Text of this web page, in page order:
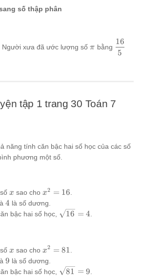
số thập phân
Người xưa đã ước lượng số \pi
π bằng
{5}
5
16
tập 1 trang 30 Toán 7
năng tính căn bậc hai số học của các số
phương một số.
x
x sao cho x^2
=
16
x2 = 16.
4
4 là số dương.
bậc hai số học, \sqrt{16}
16 = 4.
x
x sao cho x^2
=
81
x2 = 81
9
9 là số dương.
bậc hai số học, \sqrt{81}
81 = 9